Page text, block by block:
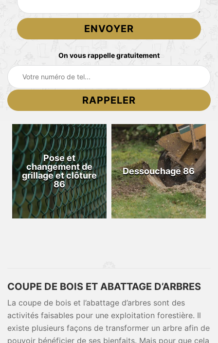
On vous rappelle gratuitement
Pose et
changement de
grillage et clôture
86
Dessouchage 86
COUPE DE BOIS ET ABATTAGE D’ARBRES
La coupe de bois et l’abattage d’arbres sont des
activités faisables pour une exploitation forestière. Il
existe plusieurs façons de transformer un arbre afin de
pouvoir bénéficier de ses bienfaits. Mais pour que cela